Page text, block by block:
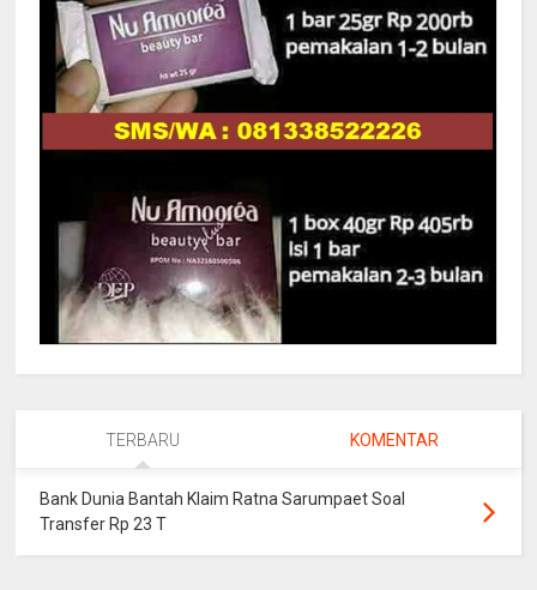
TERBARU KOMENTAR
Bank Dunia Bantah Klaim Ratna Sarumpaet Soal
Transfer Rp 23 T